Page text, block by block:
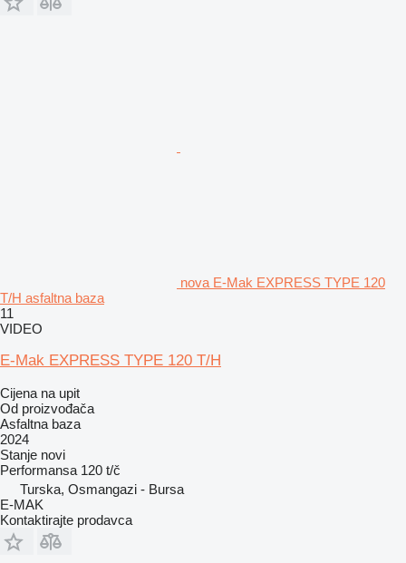
nova E-Mak EXPRESS TYPE 120
T/H asfaltna baza
11
VIDEO
E-Mak EXPRESS TYPE 120 T/H
Cijena na upit
Od proizvođača
Asfaltna baza
2024
Stanje novi
Performansa 120 t/č
Turska, Osmangazi - Bursa
E-MAK
Kontaktirajte prodavca